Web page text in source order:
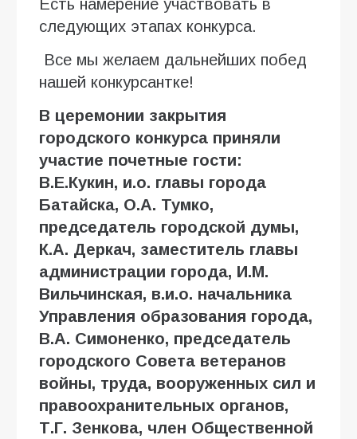
Есть намерение участвовать в
следующих этапах конкурса.
Все мы желаем дальнейших побед
нашей конкурсантке!
В церемонии закрытия
городского конкурса приняли
участие почетные гости:
В.Е.Кукин, и.о. главы города
Батайска, О.А. Тумко,
председатель городской думы,
К.А. Деркач, заместитель главы
администрации города, И.М.
Вильчинская, в.и.о. начальника
Управления образования города,
В.А. Симоненко, председатель
городского Совета ветеранов
войны, труда, вооруженных сил и
правоохранительных органов,
Т.Г. Зенкова, член Общественной